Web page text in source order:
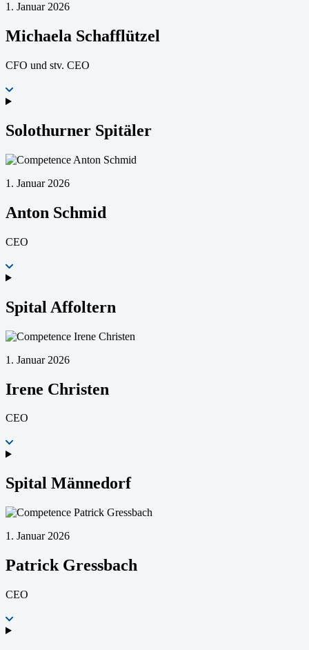
1. Januar 2026
Michaela Schafflützel
CFO und stv. CEO
Solothurner Spitäler
1. Januar 2026
Anton Schmid
CEO
Spital Affoltern
1. Januar 2026
Irene Christen
CEO
Spital Männedorf
1. Januar 2026
Patrick Gressbach
CEO